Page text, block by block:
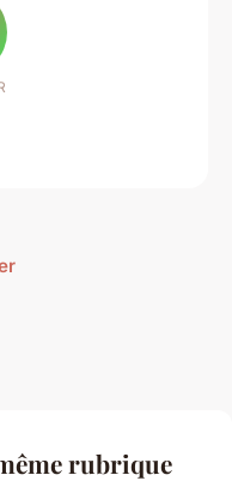
rubrique